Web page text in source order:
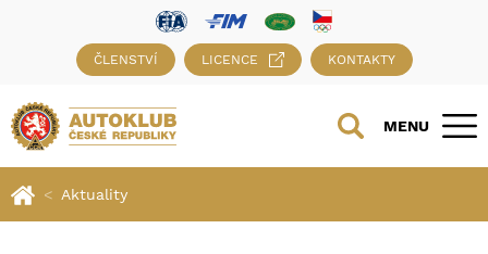
ČLENSTVÍ LICENCE KONTAKTY
MENU
Aktuality